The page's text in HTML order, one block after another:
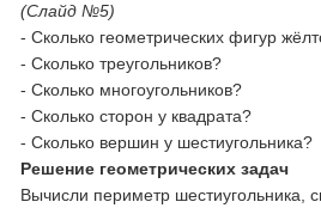
(Слайд №5)
- Сколько геометрических фигур
- Сколько треугольников?
- Сколько многоугольников?
- Сколько сторон у квадрата?
- Сколько вершин у шестиугольника?
Решение геометрических задач
Вычисли периметр